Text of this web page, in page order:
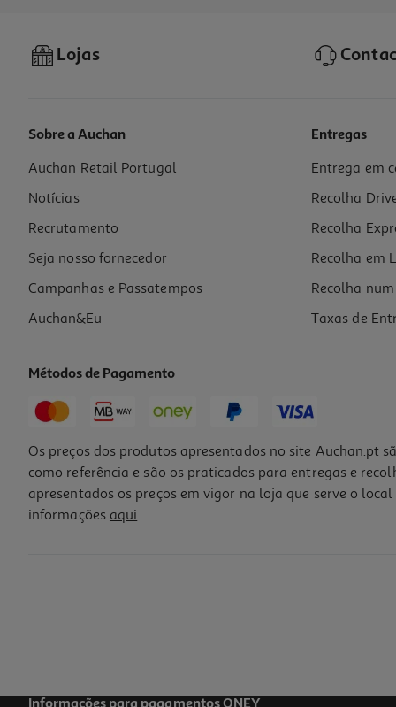
Água Com Gás Auchan 6x0.5l
0.6 €/Lt
1,80 €
Lojas
Sobre a Auchan
Auchan Retail Portugal
Notícias
Recrutamento
Seja nosso fornecedor
Campanhas e Passatempos
Auchan&Eu
Entregas
Entrega em
Recolha
Recolha
Recolha em
Recolha
Taxas de
Métodos de Pagamento
Os preços dos produtos apresentados no site Auchan.pt
como referência e são os praticados para entregas e
apresentados os preços em vigor na loja que serve o
informações aqui.
Informações para pagamentos ONEY